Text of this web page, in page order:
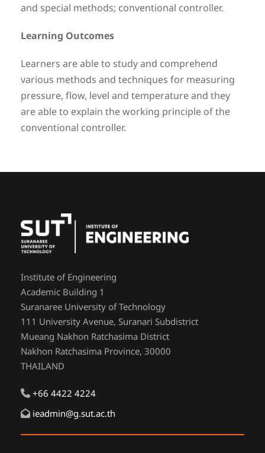
and special methods; conventional controller.
Learning Outcomes
Learners are able to study and comprehend
various methods and techniques for measuring
pressure, flow, level and temperature and they
are able to explain the working principle of the
conventional controller.
Institute of Engineering
Academic Building 1
Suranaree University of Technology
111 University Avenue, Suranari Subdistrict
Mueang Nakhon Ratchasima District
Nakhon Ratchasima Province, 30000
THAILAND
+66 4422 4224
ieadmin@g.sut.ac.th